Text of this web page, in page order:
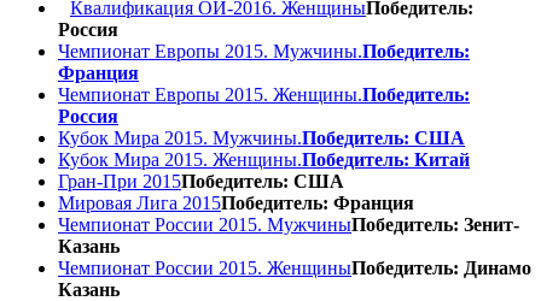
Квалификация ОИ-2016. ЖенщиныПобедитель:
Россия
Чемпионат Европы 2015. Мужчины.Победитель:
Франция
Чемпионат Европы 2015. Женщины.Победитель:
Россия
Кубок Мира 2015. Мужчины.Победитель: США
Кубок Мира 2015. Женщины.Победитель: Китай
Гран-При 2015Победитель: США
Мировая Лига 2015Победитель: Франция
Чемпионат России 2015. МужчиныПобедитель: Зенит-
Казань
Чемпионат России 2015. ЖенщиныПобедитель: Динамо
Казань